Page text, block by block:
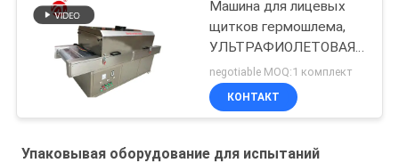
Машина для лицевых
щитков гермошлема,
УЛЬТРАФИОЛЕТОВАЯ
машина теста печи
стерилизации
ультрафиолетового
УЛЬТРАФИОЛЕТОВАЯ
negotiable MOQ:1 комплект
КОНТАКТ
Упаковывая оборудование для испытаний